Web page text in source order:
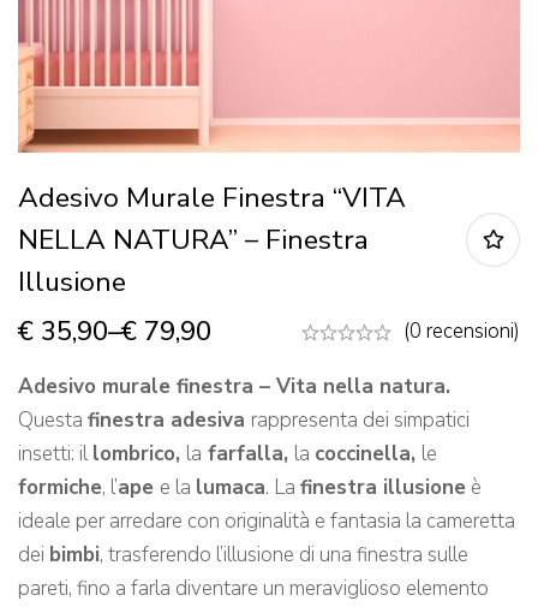
Adesivo Murale Finestra “VITA
NELLA NATURA” – Finestra
Illusione
€ 35,90–€ 79,90
(0 recensioni)
Adesivo murale finestra – Vita nella natura.
Questa finestra adesiva rappresenta dei simpatici
insetti: illombrico, la farfalla, la coccinella, le
formiche, l’ape e la lumaca. La finestra illusione è
ideale per arredare con originalità e fantasia la cameretta
dei bimbi, trasferendo l’illusione di una finestra sulle
pareti, fino a farla diventare un meraviglioso elemento